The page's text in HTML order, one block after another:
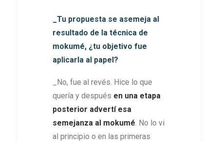
_Tu propuesta se asemeja al
resultado de la técnica de
mokumé, ¿tu objetivo fue
aplicarla al papel?
_No, fue al revés. Hice lo que
quería y después en una etapa
posterior advertí esa
semejanza al mokumé. No lo vi
al principio o en las primeras